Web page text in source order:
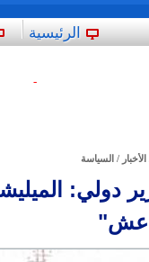
الرئيسية
-
الأخبار / السياسة
دولي: